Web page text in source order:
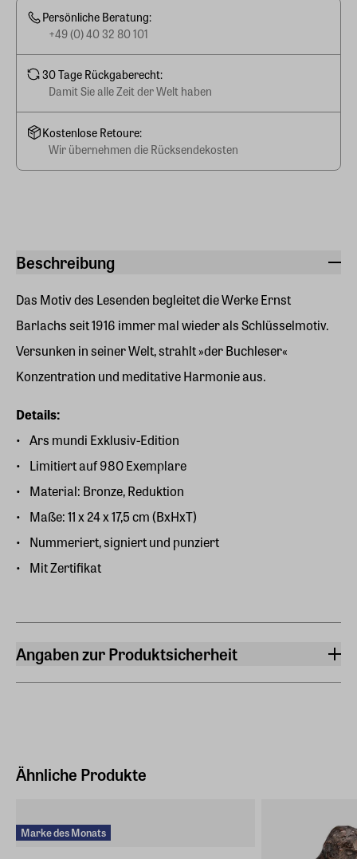
Beschreibung
Das Motiv des Lesenden begleitet die Werke Ernst
Barlachs seit 1916 immer mal wieder als Schlüsselmotiv.
Versunken in seiner Welt, strahlt »der Buchleser«
Konzentration und meditative Harmonie aus.
Details:
Ars mundi Exklusiv-Edition
Limitiert auf 980 Exemplare
Material: Bronze, Reduktion
Maße: 11 x 24 x 17,5 cm (BxHxT)
Nummeriert, signiert und punziert
Mit Zertifikat
Angaben zur Produktsicherheit
Deutschland (EU)
Persönliche Beratung:
+49 (0) 40 32 80 101
30 Tage Rückgaberecht:
Damit Sie alle Zeit der Welt haben
Kostenlose Retoure:
Wir übernehmen die Rücksendekosten
Ähnliche Produkte
Marke des Monats